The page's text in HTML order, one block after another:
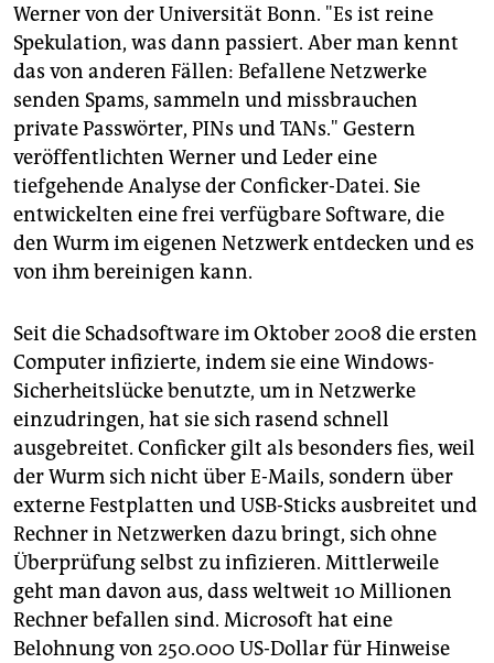
Werner von der Universität Bonn. "Es ist reine
Spekulation, was dann passiert. Aber man kennt
das von anderen Fällen: Befallene Netzwerke
senden Spams, sammeln und missbrauchen
private Passwörter, PINs und TANs." Gestern
veröffentlichten Werner und Leder eine
tiefgehende Analyse der Conficker-Datei. Sie
entwickelten eine frei verfügbare Software, die
den Wurm im eigenen Netzwerk entdecken und es
von ihm bereinigen kann.
Seit die Schadsoftware im Oktober 2008 die ersten
Computer infizierte, indem sie eine Windows-
Sicherheitslücke benutzte, um in Netzwerke
einzudringen, hat sie sich rasend schnell
ausgebreitet. Conficker gilt als besonders fies, weil
der Wurm sich nicht über E-Mails, sondern über
externe Festplatten und USB-Sticks ausbreitet und
Rechner in Netzwerken dazu bringt, sich ohne
Überprüfung selbst zu infizieren. Mittlerweile
geht man davon aus, dass weltweit 10 Millionen
Rechner befallen sind. Microsoft hat eine
Belohnung von 250.000 US-Dollar für Hinweise